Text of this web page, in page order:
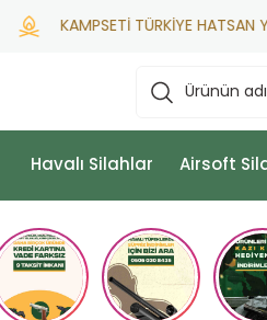
KAMPSETİ TÜRKİYE HATSAN
Havalı Silahlar Airsoft